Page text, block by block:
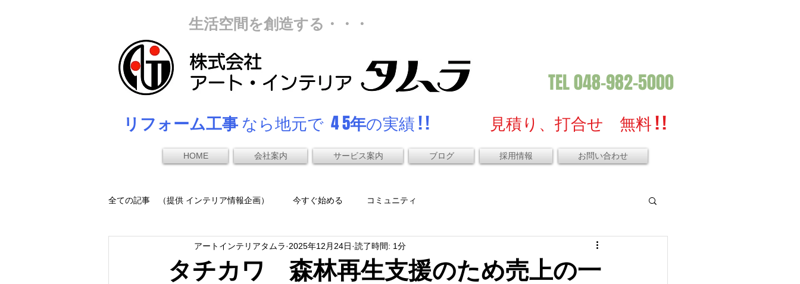
生活空間を創造する・・・
TEL 048-982-5000
リフォーム工事なら地元で 4 5年の実績 ! ! 見積り、打合せ 無料 ! !
HOME 会社案内 サービス案内 ブログ 採用情報 お問い合わせ
全ての記事 （提供 インテリア情報企画） 今すぐ始める コミュニティ
タチカワ 森林再生支援のため売上の一
アートインテリアタムラ 2025年12月24日 読了時間: 1分